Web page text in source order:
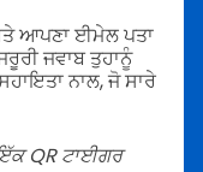
ਆਪਣਾ ਈਮੇਲ ਪਤਾ
ਜਵਾਬ ਤੁਹਾਨੂੰ
ਨਾਲ, ਜੋ ਸਾਰੇ
QR ਟਾਈਗਰ